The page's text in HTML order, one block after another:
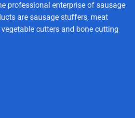
professional enterprise of sausage
are sausage stuffers, meat
cutters and bone cutting